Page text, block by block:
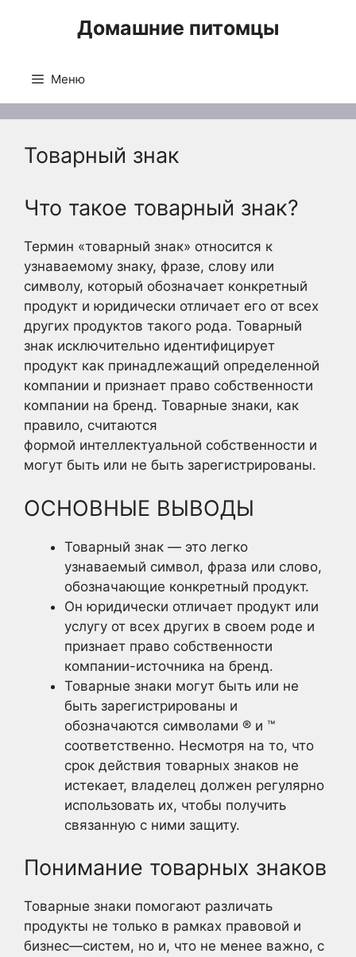
Домашние питомцы
Меню
Товарный знак
Что такое товарный знак?
Термин «товарный знак» относится к
узнаваемому знаку, фразе, слову или
символу, который обозначает конкретный
продукт и юридически отличает его от всех
других продуктов такого рода. Товарный
знак исключительно идентифицирует
продукт как принадлежащий определенной
компании и признает право собственности
компании на бренд. Товарные знаки, как
правило, считаются
формой интеллектуальной собственности и
могут быть или не быть зарегистрированы.
ОСНОВНЫЕ ВЫВОДЫ
Товарный знак — это легко
узнаваемый символ, фраза или слово,
обозначающие конкретный продукт.
Он юридически отличает продукт или
услугу от всех других в своем роде и
признает право собственности
компании-источника на бренд.
Товарные знаки могут быть или не
быть зарегистрированы и
обозначаются символами ® и ™
соответственно. Несмотря на то, что
срок действия товарных знаков не
истекает, владелец должен регулярно
использовать их, чтобы получить
связанную с ними защиту.
Понимание товарных знаков
Товарные знаки помогают различать
продукты не только в рамках правовой и
бизнес—систем, но и, что не менее важно, с